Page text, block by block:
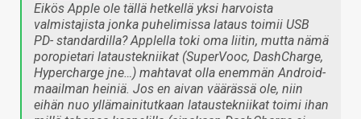
Eikös Apple ole tällä hetkellä yksi harvoista
valmistajista jonka puhelimissa lataus toimii USB
PD- standardilla? Applella toki oma liitin, mutta nämä
poropietari lataustekniikat (SuperVooc, DashCharge,
Hypercharge jne…) mahtavat olla enemmän Android-
maailman heiniä. Jos en aivan väärässä ole, niin
eihän nuo yllämainitutkaan lataustekniikat toimi ihan